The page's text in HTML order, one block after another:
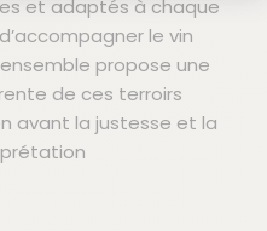
vos paramètres de confidentialité, en
et adaptés à chaque
le vin
propose une
de ces terroirs
avant la justesse et la